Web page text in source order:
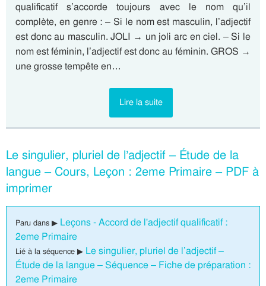
qualificatif s’accorde toujours avec le nom qu’il
complète, en genre : – Si le nom est masculin, l’adjectif
est donc au masculin. JOLI → un joli arc en ciel. – Si le
nom est féminin, l’adjectif est donc au féminin. GROS →
une grosse tempête en…
Lire la suite
Le singulier, pluriel de l’adjectif – Étude de la
langue – Cours, Leçon : 2eme Primaire – PDF à
imprimer
Paru dans ▶ Leçons - Accord de l'adjectif qualificatif :
2eme Primaire
Lié à la séquence ▶ Le singulier, pluriel de l’adjectif –
Étude de la langue – Séquence – Fiche de préparation :
2eme Primaire